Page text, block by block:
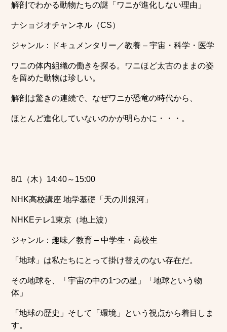
解剖でわかる動物たちの謎「ワニが進化しない理由」
ナショジオチャンネル（CS）
ジャンル：ドキュメンタリー／教養 – 宇宙・科学・医学
ワニの体内組織の働きを探る。ワニほど太古のままの姿
を留めた動物は珍しい。
解剖は驚きの連続で、なぜワニが恐竜の時代から、
ほとんど進化していないのかが明らかに・・・。
8/1（木）14:40～15:00
NHK高校講座 地学基礎「天の川銀河」
NHKEテレ1東京（地上波）
ジャンル：趣味／教育 – 中学生・高校生
「地球」は私たちにとって掛け替えのない存在だ。
その地球を、「宇宙の中の1つの星」「地球という物
体」
「地球の歴史」そして「環境」という視点から着目しま
す。